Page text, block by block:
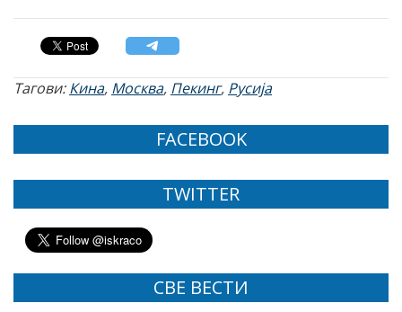
Тагови:Кина, Москва, Пекинг, Русија
FACEBOOK
TWITTER
СВЕ ВЕСТИ